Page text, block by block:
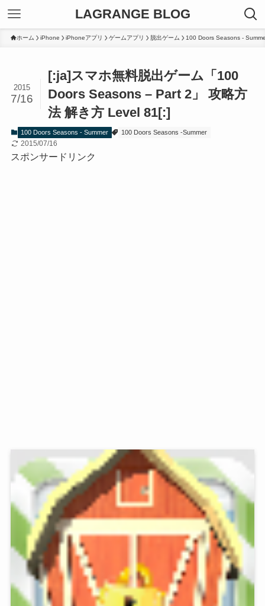
LAGRANGE BLOG
ホーム iPhone iPhoneアプリ ゲームアプリ 脱出ゲーム 100 Doors Seasons -
[:ja]スマホ無料脱出ゲーム「100
Doors Seasons – Part 2」 攻略方
法 解き方 Level 81[:]
2015
7/16
100 Doors Seasons - Summer 100 Doors Seasons -Summer
2015/07/16
スポンサードリンク